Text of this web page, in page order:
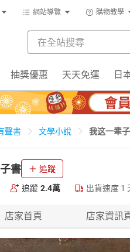
網站導覽 購物教學
抽獎優惠 天天免運 日
聲書 文學小說 我这一辈
書 追蹤
追蹤 2.4萬 出貨速度 1
店家首頁 店家資訊